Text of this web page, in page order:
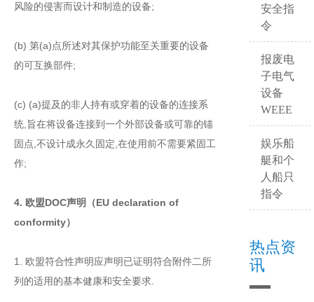
风险的侵害而设计和制造的设备;
(b) 第(a)点所述对其保护功能至关重要的设备
的可互换部件;
(c) (a)提及的非人持有或穿着的设备的连接系
统,旨在将设备连接到一个外部设备或可靠的锚
固点,不设计成永久固定,在使用前不需要紧固工
作;
4. 欧盟DOC声明（EU declaration of
conformity）
1. 欧盟符合性声明应声明已证明符合附件二所
列的适用的基本健康和安全要求.
安全指
令
报废电
子电气
设备
WEEE
娱乐船
艇和个
人船只
指令
热点资
讯